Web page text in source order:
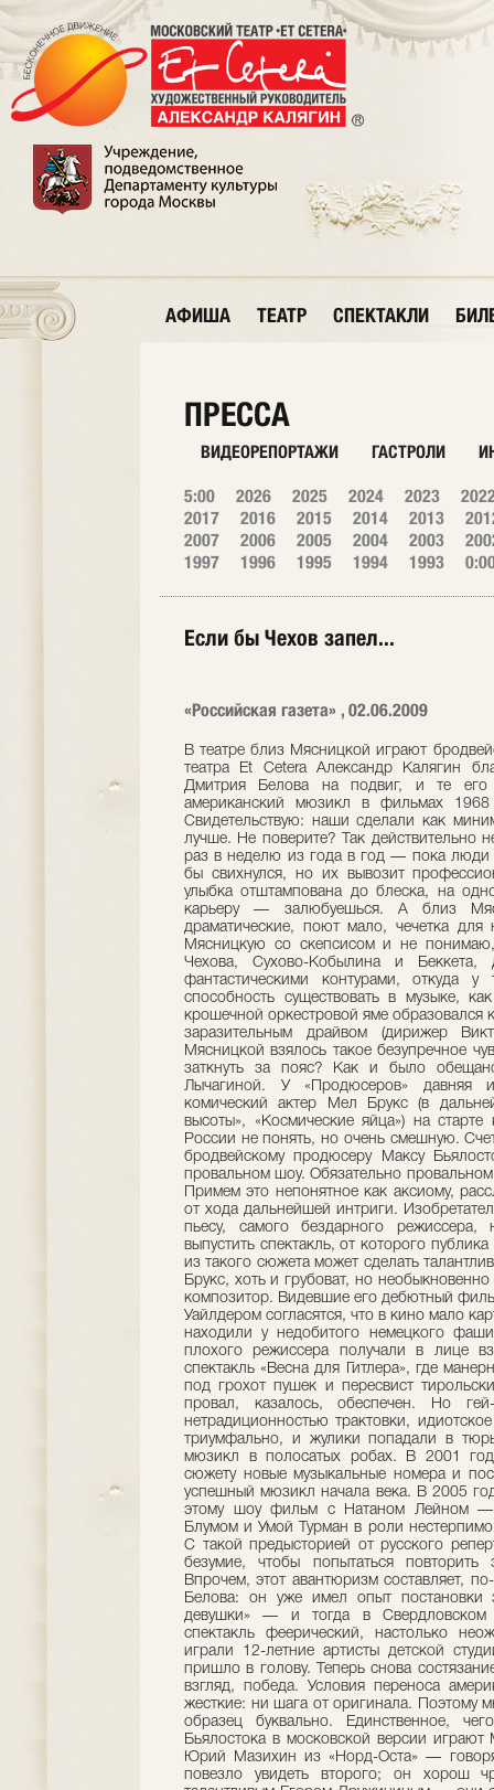
АФИША ТЕАТР СПЕКТАКЛИ
ПРЕССА
ВИДЕОРЕПОРТАЖИ ГАСТРОЛИ
5:00 2026 2025 2024 2023
2017
2016 2015 2014 2013
2007
2006 2005 2004 2003
1997
1996 1995 1994 1993
Если бы Чехов запел...
«Российская газета» , 02.06.2009
В театре близ Мясницкой играют
театра Et Cetera Александр Калягин
Дмитрия Белова на подвиг, и те
американский мюзикл в фильмах
Свидетельствую: наши сделали как
лучше. Не поверите? Так действительно
раз в неделю из года в год — пока люди
бы свихнулся, но их вывозит
улыбка отштампована до блеска, на
карьеру — залюбуешься. А близ
драматические, поют мало, чечетка
Мясницкую со скепсисом и не
Чехова, Сухово-Кобылина и Беккета,
фантастическими контурами, откуда у
способность существовать в музыке,
крошечной оркестровой яме образовался
заразительным драйвом (дирижер
Мясницкой взялось такое безупречное
заткнуть за пояс? Как и было
Лычагиной. У «Продюсеров» давняя
комический актер Мел Брукс (в
высоты», «Космические яйца») на
России не понять, но очень смешную.
бродвейскому продюсеру Максу
провальном шоу. Обязательно
Примем это непонятное как аксиому,
от хода дальнейшей интриги.
пьесу, самого бездарного
выпустить спектакль, от которого
из такого сюжета может сделать
Брукс, хоть и грубоват, но
композитор. Видевшие его дебютный
Уайлдером согласятся, что в кино мало
находили у недобитого немецкого
плохого режиссера получали в лице
спектакль «Весна для Гитлера», где
под грохот пушек и пересвист
провал, казалось, обеспечен. Но
нетрадиционностью трактовки,
триумфально, и жулики попадали в
мюзикл в полосатых робах. В 2001
сюжету новые музыкальные номера и
успешный мюзикл начала века. В 2005
этому шоу фильм с Натаном Лейном
Блумом и Умой Турман в роли
С такой предысторией от русского
безумие, чтобы попытаться повторить
Впрочем, этот авантюризм составляет,
Белова: он уже имел опыт постановки
девушки» — и тогда в Свердловском
спектакль феерический, настолько
играли 12-летние артисты детской
пришло в голову. Теперь снова
взгляд, победа. Условия переноса
жесткие: ни шага от оригинала. Поэтому
образец буквально. Единственное,
Бьялостока в московской версии
Юрий Мазихин из «Норд-Оста» —
повезло увидеть второго; он хорош